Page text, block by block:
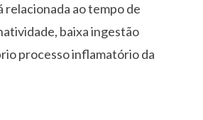
relacionada ao tempo de
baixa ingestão
processo inflamatório da